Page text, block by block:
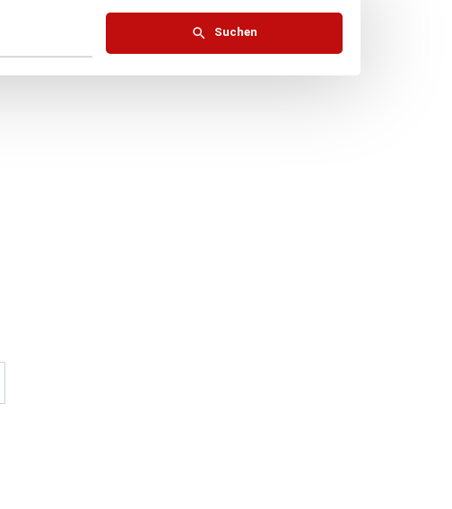
Suchen